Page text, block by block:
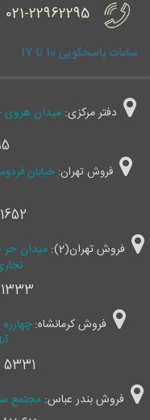
021-22962295
ساعات پاسخگویی 10 تا 17
دفتر مرکزی:
فروش تهران: خیابان
فروش تهران(2):
میدان حر
فروش کرمانشاه:
فروش بندر عباس: مجتمع